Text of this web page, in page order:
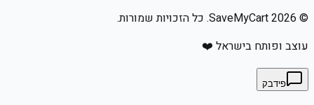
©
2026
עוצב ופותח בישראל ❤️
פידבק